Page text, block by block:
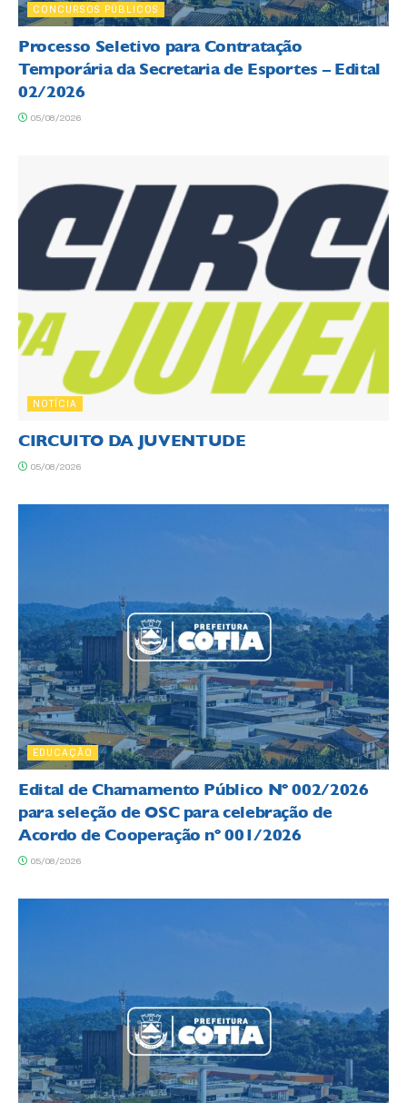
CONCURSOS PÚBLICOS
Processo Seletivo para Contratação
Temporária da Secretaria de Esportes – Edital
02/2026
05/08/2026
NOTÍCIA
CIRCUITO DA JUVENTUDE
05/08/2026
EDUCAÇÃO
Edital de Chamamento Público Nº 002/2026
para seleção de OSC para celebração de
Acordo de Cooperação nº 001/2026
05/08/2026